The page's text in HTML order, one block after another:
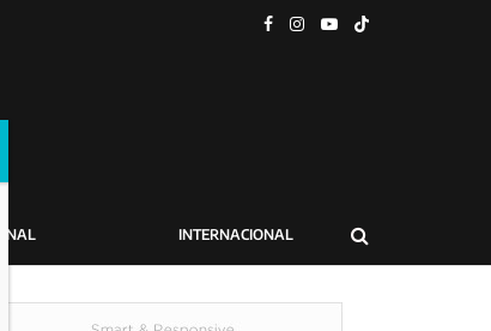
INTERNACIONAL